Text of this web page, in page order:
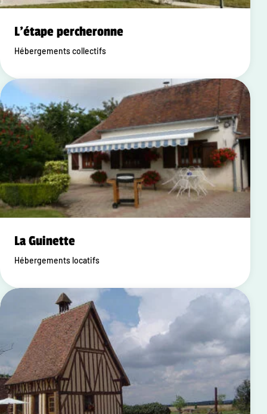
L'étape percheronne
Hébergements collectifs
La Guinette
Hébergements locatifs